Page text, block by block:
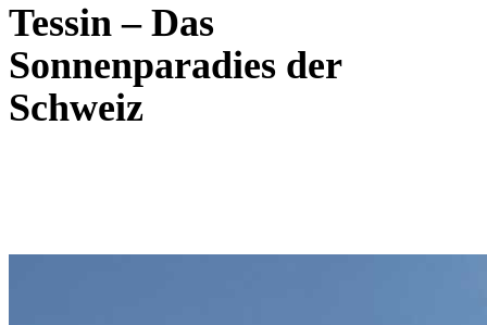
Tessin – Das
Sonnenparadies der
Schweiz